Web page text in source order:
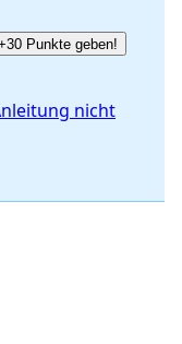
Punkte geben!
nicht